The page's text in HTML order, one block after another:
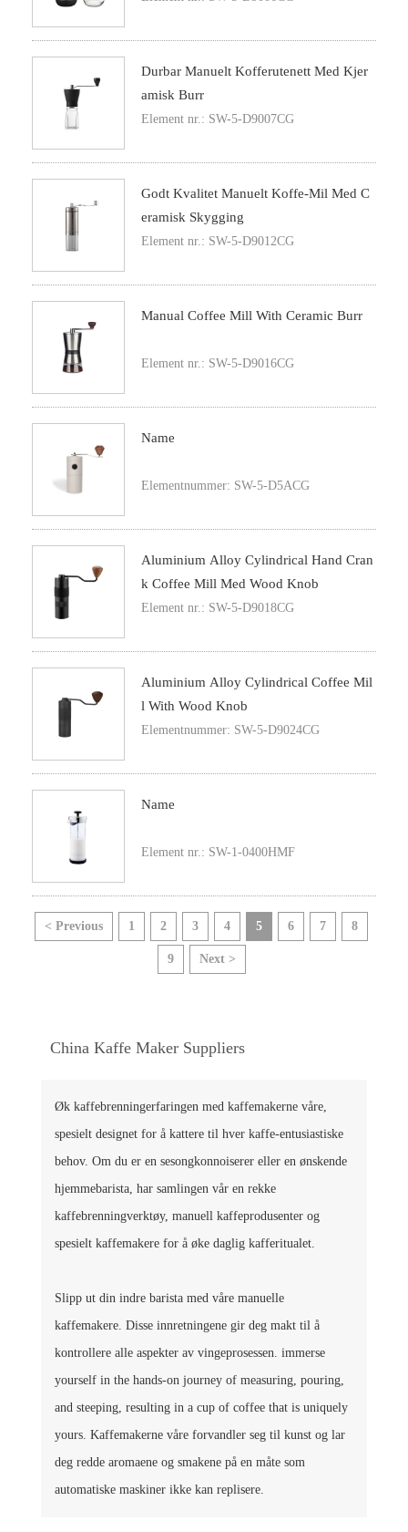
Durbar Manuelt Kofferutenett Med Kjer
Amisk Burr
Element nr.: SW-5-D9007CG
Godt Kvalitet Manuelt Koffe-Mil Med C
Eramisk Skygging
Element nr.: SW-5-D9012CG
Manual Coffee Mill With Ceramic Burr
Element nr.: SW-5-D9016CG
Name
Elementnummer: SW-5-D5ACG
Aluminium Alloy Cylindrical Hand Cran
K Coffee Mill Med Wood Knob
Element nr.: SW-5-D9018CG
Aluminium Alloy Cylindrical Coffee Mil
L With Wood Knob
Elementnummer: SW-5-D9024CG
Name
Element nr.: SW-1-0400HMF
< Previous 1 2 3 4 5 6 7 8
9 Next >
China Kaffe Maker Suppliers
Øk kaffebrenningerfaringen med kaffemakerne våre,
spesielt designet for å kattere til hver kaffe-entusiastiske
behov. Om du er en sesongkonnoiserer eller en ønskende
hjemmebarista, har samlingen vår en rekke
kaffebrenningverktøy, manuell kaffeprodusenter og
spesielt kaffemakere for å øke daglig kafferitualet.
Slipp ut din indre barista med våre manuelle
kaffemakere. Disse innretningene gir deg makt til å
kontrollere alle aspekter av vingeprosessen. immerse
yourself in the hands-on journey of measuring, pouring,
and steeping, resulting in a cup of coffee that is uniquely
yours. Kaffemakerne våre forvandler seg til kunst og lar
deg redde aromaene og smakene på en måte som
automatiske maskiner ikke kan replisere.